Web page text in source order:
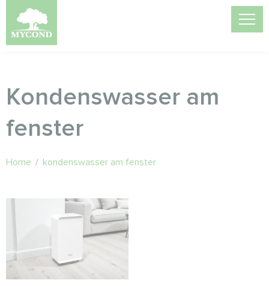
Kondenswasser am
fenster
Home / kondenswasser am fenster